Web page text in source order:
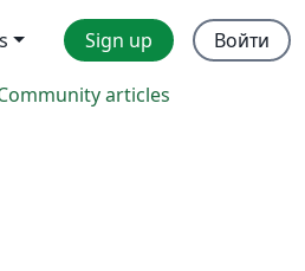
Sign up Войти
articles